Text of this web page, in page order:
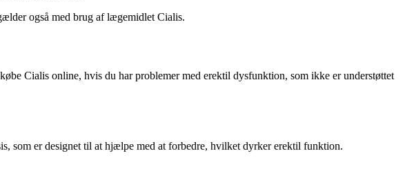
også med brug af lægemidlet Cialis.
Cialis online, hvis du har problemer med erektil dysfunktion, som ikke er understøttet
som er designet til at hjælpe med at forbedre, hvilket dyrker erektil funktion.